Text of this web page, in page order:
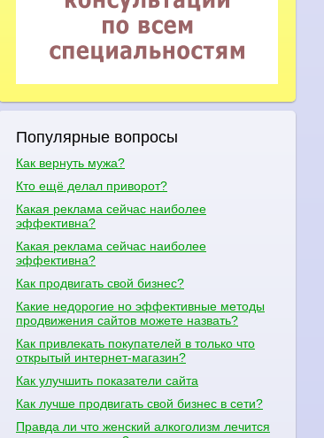
при таком весе?
сифилисом?
выбор не плохой, но хотелось бы услышать
Популярные вопросы
Как вернуть мужа?
Кто ещё делал приворот?
Какая реклама сейчас наиболее
эффективна?
Какая реклама сейчас наиболее
эффективна?
Как продвигать свой бизнес?
Какие недорогие но эффективные методы
продвижения сайтов можете назвать?
Как привлекать покупателей в только что
открытый интернет-магазин?
Как улучшить показатели сайта
Как лучше продвигать свой бизнес в сети?
Правда ли что женский алкоголизм лечится